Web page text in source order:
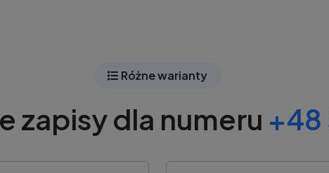
Różne warianty
zapisy dla numeru +48